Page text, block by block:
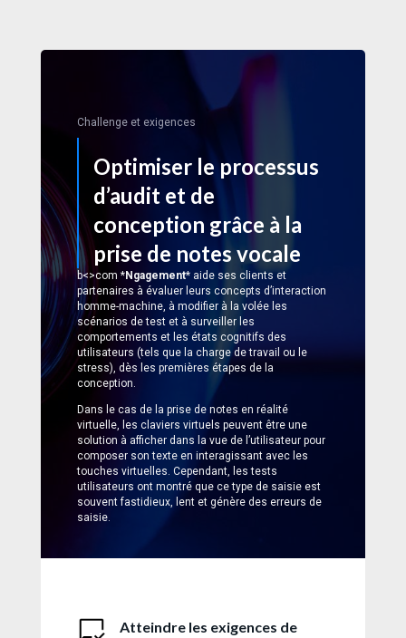
Challenge et exigences
Optimiser le processus
d’audit et de
conception grâce à la
prise de notes vocale
b<>com *Ngagement* aide ses clients et
partenaires à évaluer leurs concepts d’interaction
homme-machine, à modifier à la volée les
scénarios de test et à surveiller les
comportements et les états cognitifs des
utilisateurs (tels que la charge de travail ou le
stress), dès les premières étapes de la
conception.
Dans le cas de la prise de notes en réalité
virtuelle, les claviers virtuels peuvent être une
solution à afficher dans la vue de l’utilisateur pour
composer son texte en interagissant avec les
touches virtuelles. Cependant, les tests
utilisateurs ont montré que ce type de saisie est
souvent fastidieux, lent et génère des erreurs de
saisie.
Atteindre les exigences de